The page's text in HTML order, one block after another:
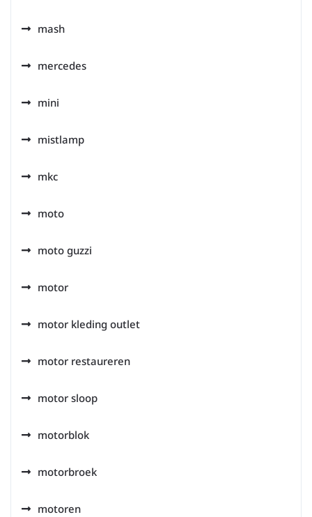
mash
mercedes
mini
mistlamp
mkc
moto
moto guzzi
motor
motor kleding outlet
motor restaureren
motor sloop
motorblok
motorbroek
motoren